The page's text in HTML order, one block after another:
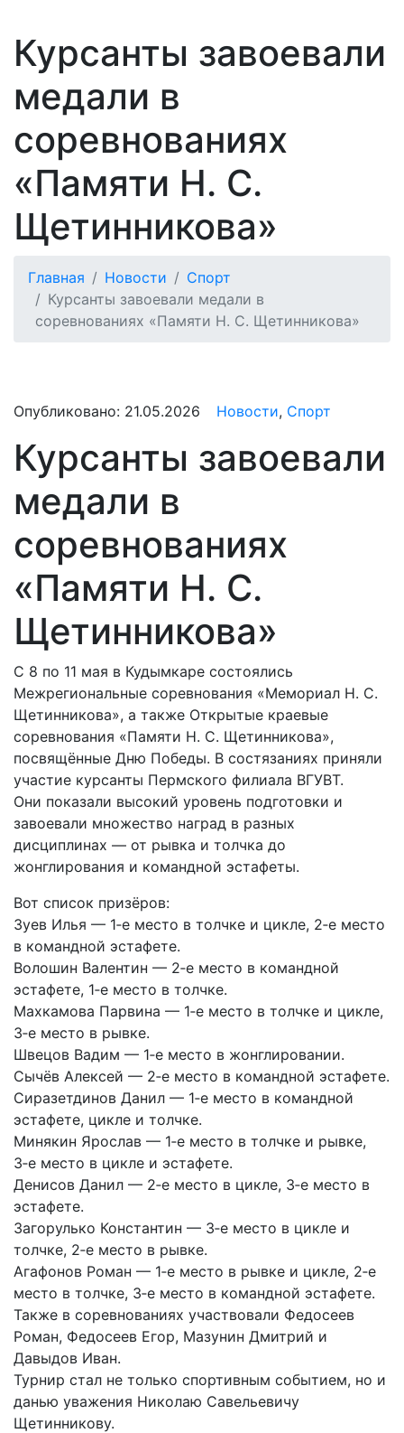
Курсанты завоевали
медали в
соревнованиях
«Памяти Н. С.
Щетинникова»
Главная Новости
Спорт
Курсанты завоевали медали в
соревнованиях «Памяти Н. С. Щетинникова»
Опубликовано: 21.05.2026 Новости, Спорт
Курсанты завоевали
медали в
соревнованиях
«Памяти Н. С.
Щетинникова»
С 8 по 11 мая в Кудымкаре состоялись
Межрегиональные соревнования «Мемориал Н. С.
Щетинникова», а также Открытые краевые
соревнования «Памяти Н. С. Щетинникова»,
посвящённые Дню Победы. В состязаниях приняли
участие курсанты Пермского филиала ВГУВТ.
Они показали высокий уровень подготовки и
завоевали множество наград в разных
дисциплинах — от рывка и толчка до
жонглирования и командной эстафеты.
Вот список призёров:
Зуев Илья — 1‑е место в толчке и цикле, 2‑е место
в командной эстафете.
Волошин Валентин — 2‑е место в командной
эстафете, 1‑е место в толчке.
Махкамова Парвина — 1‑е место в толчке и цикле,
3‑е место в рывке.
Швецов Вадим — 1‑е место в жонглировании.
Сычёв Алексей — 2‑е место в командной эстафете.
Сиразетдинов Данил — 1‑е место в командной
эстафете, цикле и толчке.
Минякин Ярослав — 1‑е место в толчке и рывке,
3‑е место в цикле и эстафете.
Денисов Данил — 2‑е место в цикле, 3‑е место в
эстафете.
Загорулько Константин — 3‑е место в цикле и
толчке, 2‑е место в рывке.
Агафонов Роман — 1‑е место в рывке и цикле, 2‑е
место в толчке, 3‑е место в командной эстафете.
Также в соревнованиях участвовали Федосеев
Роман, Федосеев Егор, Мазунин Дмитрий и
Давыдов Иван.
Турнир стал не только спортивным событием, но и
данью уважения Николаю Савельевичу
Щетинникову.